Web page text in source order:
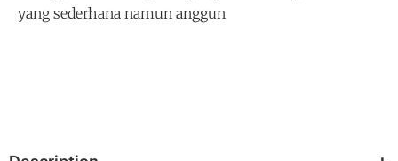
yang sederhana namun anggun